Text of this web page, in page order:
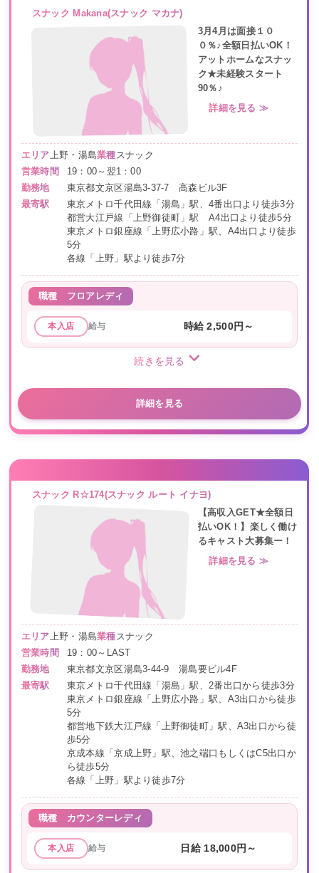
スナック Makana(スナック マカナ)
3月4月は面接１０
０％♪全額日払いOK！
アットホームなスナッ
ク★未経験スタート
90％♪
詳細を見る ≫
エリア上野・湯島業種スナック
営業時間
19：00～翌1：00
勤務地
東京都文京区湯島3-37-7 高森ビル3F
最寄駅
東京メトロ千代田線「湯島」駅、4番出口より徒歩3分
都営大江戸線「上野御徒町」駅 A4出口より徒歩5分
東京メトロ銀座線「上野広小路」駅、A4出口より徒歩
5分
各線「上野」駅より徒歩7分
職種 フロアレディ
本入店 給与 時給 2,500円～
続きを見る
詳細を見る
スナック R☆174(スナック ルート イナヨ)
【高収入GET★全額日
払いOK！】楽しく働け
るキャスト大募集ー！
詳細を見る ≫
エリア 上野・湯島業種 スナック
営業時間
19：00～LAST
勤務地
東京都文京区湯島3-44-9 湯島要ビル4F
最寄駅
東京メトロ千代田線「湯島」駅、2番出口から徒歩3分
東京メトロ銀座線「上野広小路」駅、A3出口から徒歩
5分
都営地下鉄大江戸線「上野御徒町」駅、A3出口から徒
歩5分
京成本線「京成上野」駅、池之端口もしくはC5出口か
ら徒歩5分
各線「上野」駅より徒歩7分
職種 カウンターレディ
本入店 給与 日給 18,000円～